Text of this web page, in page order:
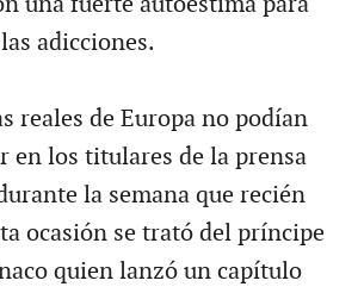
adicciones.
reales de Europa no podían
en los titulares de la prensa
la semana que recién
ocasión se trató del príncipe
quien lanzó un capítulo